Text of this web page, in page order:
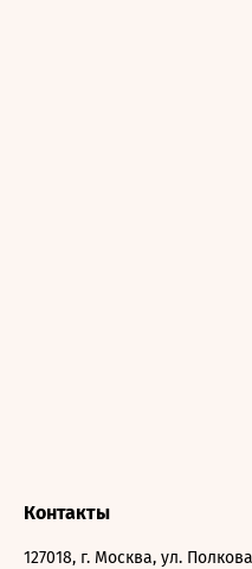
Контакты
127018, г. Москва, ул.